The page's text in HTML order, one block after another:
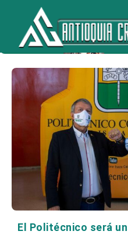
Etiqueta:
El Politécnico será